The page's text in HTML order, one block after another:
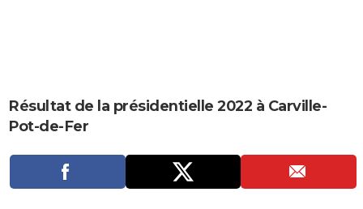
CARTE DE VOEUX
Dictionnaire
Biographies
Expressions
Proverbes
PROGRAMME TV
Résultat de la présidentielle 2022 à Carville-
Pot-de-Fer